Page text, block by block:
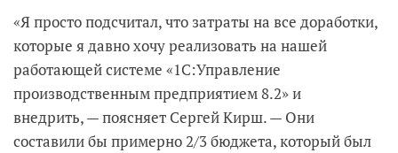
«Я просто подсчитал, что затраты на все доработки,
которые я давно хочу реализовать на нашей
работающей системе «1С:Управление
производственным предприятием 8.2» и
внедрить, — поясняет Сергей Кирш. — Они
составили бы примерно 2/3 бюджета, который был